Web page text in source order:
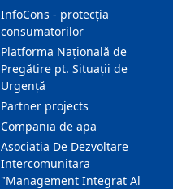
InfoCons - protecția
consumatorilor
Platforma Națională de
Pregătire pt. Situații de
Urgență
Partner projects
Compania de apa
Asociatia De Dezvoltare
Intercomunitara
"Management Integrat Al